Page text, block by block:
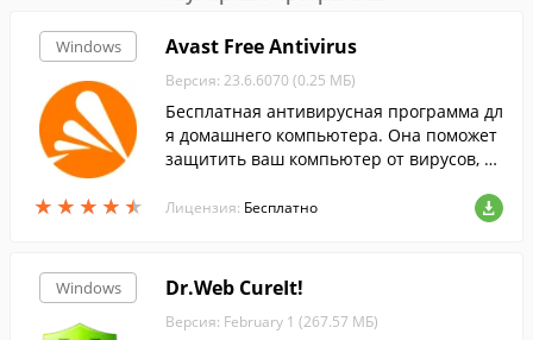
Windows
★ ★ ★ ★ ★
★ ★ ★ ★ ★
Avast Free Antivirus
Версия: 23.6.6070 (0.25 МБ)
Бесплатная антивирусная программа дл
я домашнего компьютера. Она поможет
защитить ваш компьютер от вирусов, тр
тевых угроз....
Лицензия: Бесплатно
Windows Dr.Web CureIt!
Версия: February 1 (267.57 МБ)